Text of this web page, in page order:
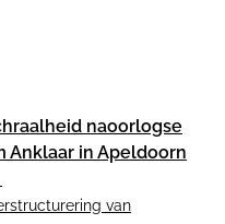
naoorlogse
Anklaar in Apeldoorn
van